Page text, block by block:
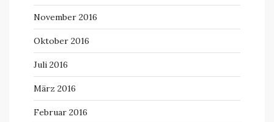
November 2016
Oktober 2016
Juli 2016
März 2016
Februar 2016